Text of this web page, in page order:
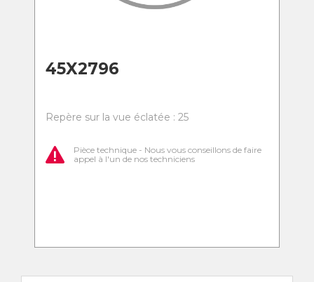
45X2796
Repère sur la vue éclatée : 25
Pièce technique - Nous vous conseillons de faire
appel à l'un de nos techniciens